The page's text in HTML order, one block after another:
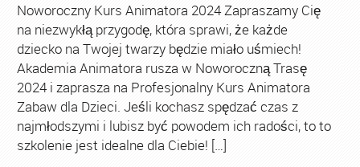
Noworoczny Kurs Animatora 2024 Zapraszamy Cię
na niezwykłą przygodę, która sprawi, że każde
dziecko na Twojej twarzy będzie miało uśmiech!
Akademia Animatora rusza w Noworoczną Trasę
2024 i zaprasza na Profesjonalny Kurs Animatora
Zabaw dla Dzieci. Jeśli kochasz spędzać czas z
najmłodszymi i lubisz być powodem ich radości, to to
szkolenie jest idealne dla Ciebie! […]